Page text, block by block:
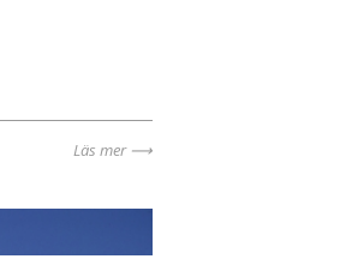
Läs mer